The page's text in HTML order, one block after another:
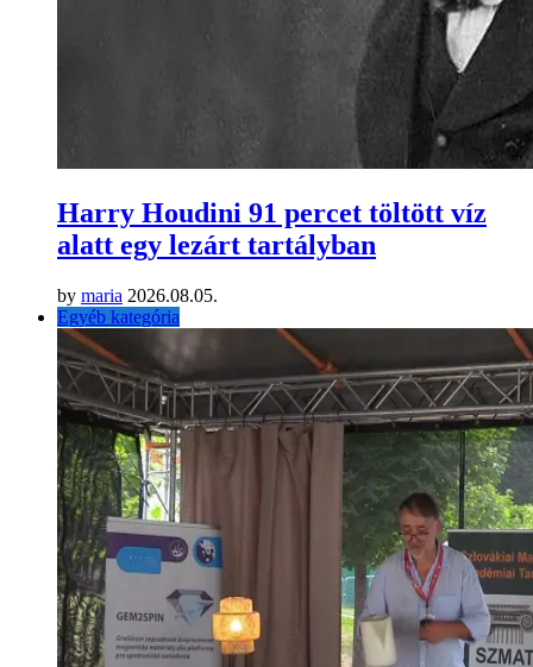
Harry Houdini 91 percet töltött víz
alatt egy lezárt tartályban
by maria 2026.08.05.
Egyéb kategória